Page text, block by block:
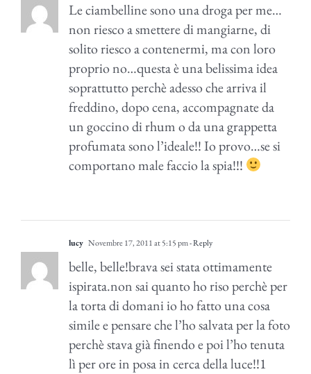
Le ciambelline sono una droga per me…
non riesco a smettere di mangiarne, di
solito riesco a contenermi, ma con loro
proprio no…questa è una belissima idea
soprattutto perchè adesso che arriva il
freddino, dopo cena, accompagnate da
un goccino di rhum o da una grappetta
profumata sono l’ideale!! Io provo…se si
comportano male faccio la spia!!!
lucy Novembre 17, 2011 at 5:15 pm- Reply
belle, belle!brava sei stata ottimamente
ispirata.non sai quanto ho riso perchè per
la torta di domani io ho fatto una cosa
simile e pensare che l’ho salvata per la foto
perchè stava già finendo e poi l’ho tenuta
lì per ore in posa in cerca della luce!!1